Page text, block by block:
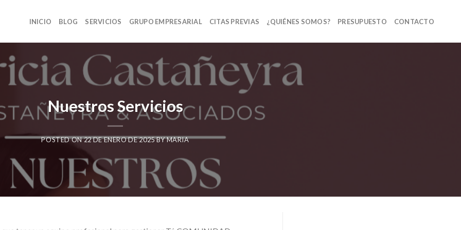
INICIO BLOG SERVICIOS GRUPO EMPRESARIAL CITAS PREVIAS ¿QUIÉNES SOMOS? PRESUPUESTO CONTACTO
Nuestros Servicios
POSTED ON22 DE ENERO DE 2025BYMARIA